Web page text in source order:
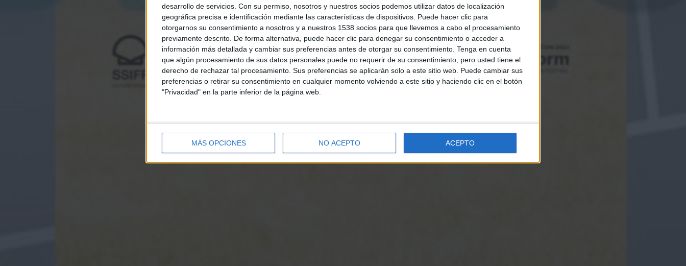
desarrollo de servicios. Con su permiso, nosotros y nuestros socios podemos utilizar datos de localización
geográfica precisa e identificación mediante las características de dispositivos. Puede hacer clic para
otorgarnos su consentimiento a nosotros y a nuestros 1538 socios para que llevemos a cabo el procesamiento
previamente descrito. De forma alternativa, puede hacer clic para denegar su consentimiento o acceder a
información más detallada y cambiar sus preferencias antes de otorgar su consentimiento. Tenga en cuenta
que algún procesamiento de sus datos personales puede no requerir de su consentimiento, pero usted tiene el
derecho de rechazar tal procesamiento. Sus preferencias se aplicarán solo a este sitio web. Puede cambiar sus
preferencias o retirar su consentimiento en cualquier momento volviendo a este sitio y haciendo clic en el botón
"Privacidad" en la parte inferior de la página web.
MÁS OPCIONES NO ACEPTO ACEPTO